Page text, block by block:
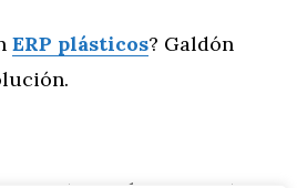
ERP plásticos? Galdón